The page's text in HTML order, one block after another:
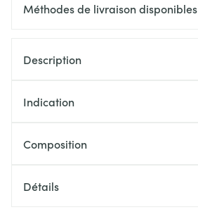
Méthodes de livraison disponibles
Description
Indication
Composition
Détails